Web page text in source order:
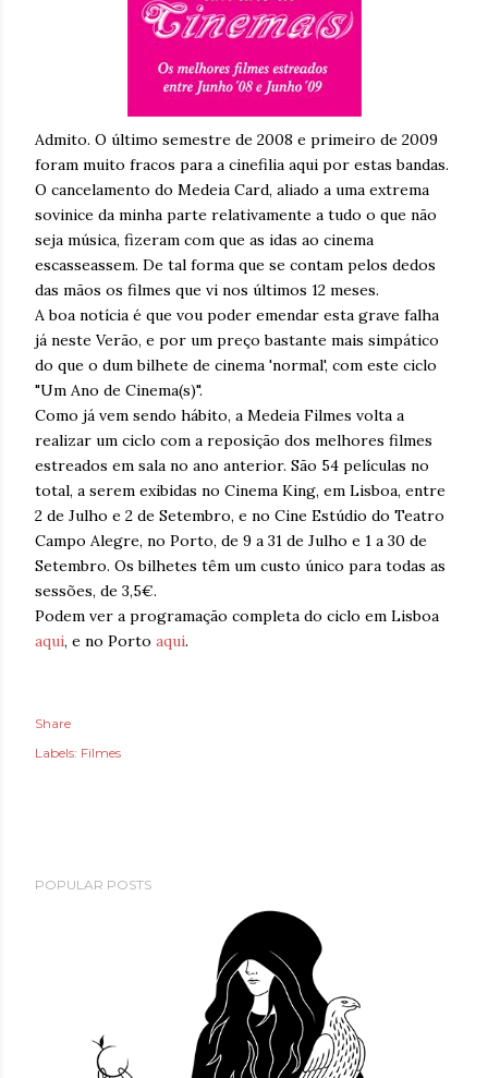
Admito. O último semestre de 2008 e primeiro de 2009
foram muito fracos para a cinefilia aqui por estas bandas.
O cancelamento do Medeia Card, aliado a uma extrema
sovinice da minha parte relativamente a tudo o que não
seja música, fizeram com que as idas ao cinema
escasseassem. De tal forma que se contam pelos dedos
das mãos os filmes que vi nos últimos 12 meses.
A boa notícia é que vou poder emendar esta grave falha
já neste Verão, e por um preço bastante mais simpático
do que o dum bilhete de cinema 'normal', com este ciclo
"Um Ano de Cinema(s)".
Como já vem sendo hábito, a Medeia Filmes volta a
realizar um ciclo com a reposição dos melhores filmes
estreados em sala no ano anterior. São 54 películas no
total, a serem exibidas no Cinema King, em Lisboa, entre
2 de Julho e 2 de Setembro, e no Cine Estúdio do Teatro
Campo Alegre, no Porto, de 9 a 31 de Julho e 1 a 30 de
Setembro. Os bilhetes têm um custo único para todas as
sessões, de 3,5€.
Podem ver a programação completa do ciclo em Lisboa
aqui, e no Porto aqui.
Share
Labels: Filmes
POPULAR POSTS